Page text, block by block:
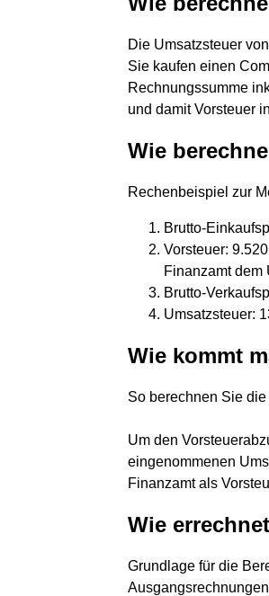
Die Umsatzsteuer
Sie kaufen einen
Rechnungssumme
und damit Vorsteuer
Wie
Rechenbeispiel zur
Brutto-
Vorsteuer:
Finanzamt dem
Brutto-
Umsatzsteuer:
Wie kommt
So berechnen Sie
Um den
eingenommenen
Finanzamt als
Wie
Grundlage für die